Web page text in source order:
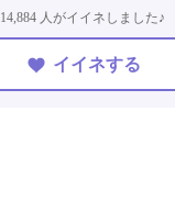
14,884 人がイイネしました♪
イイネする